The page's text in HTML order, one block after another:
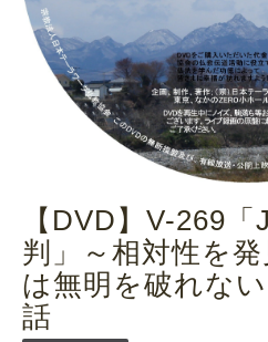
【DVD】V-269
判」～相対性を
は無明を破れな
話